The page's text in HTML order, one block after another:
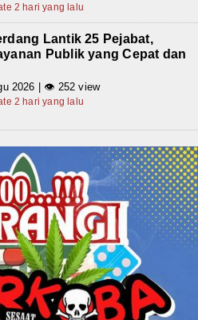
2 hari yang lalu
Lantik 25 Pejabat,
Publik yang Cepat dan
2026 | 👁 252 view
2 hari yang lalu